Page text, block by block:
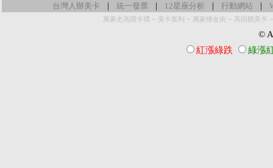
台灣人辦美卡 | 統一發票 | 12星座分析 | 行動網站 |
萬豪史高開卡禮 - 美卡套利 - 萬豪煉金術 - 高回饋美卡
©
紅漲綠跌
綠漲